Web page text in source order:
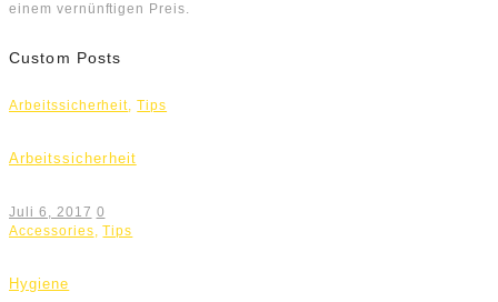
einem vernünftigen Preis.
Custom Posts
Arbeitssicherheit,Tips
Arbeitssicherheit
Juli 6, 2017 0
Accessories ,Tips
Hygiene